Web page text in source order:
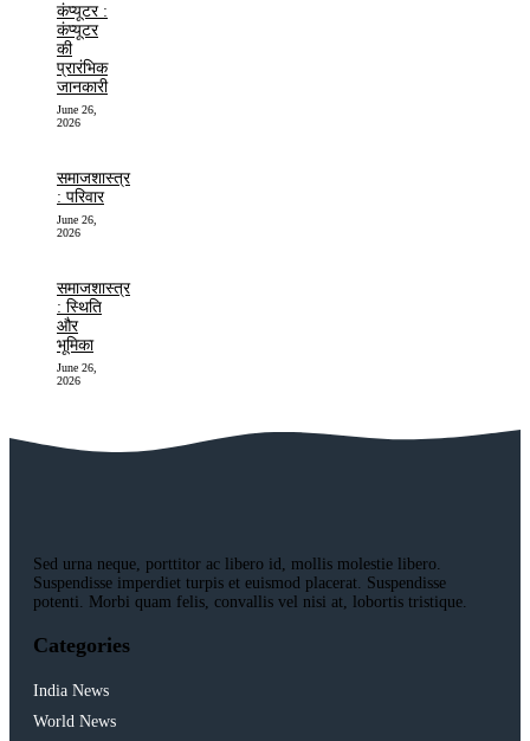
कंप्यूटर :
कंप्यूटर
की
प्रारंभिक
जानकारी
June 26,
2026
समाजशास्त्र
: परिवार
June 26,
2026
समाजशास्त्र
: स्थिति
और
भूमिका
June 26,
2026
Sed urna neque, porttitor ac libero id, mollis molestie libero.
Suspendisse imperdiet turpis et euismod placerat. Suspendisse
potenti. Morbi quam felis, convallis vel nisi at, lobortis tristique.
Categories
India News
World News